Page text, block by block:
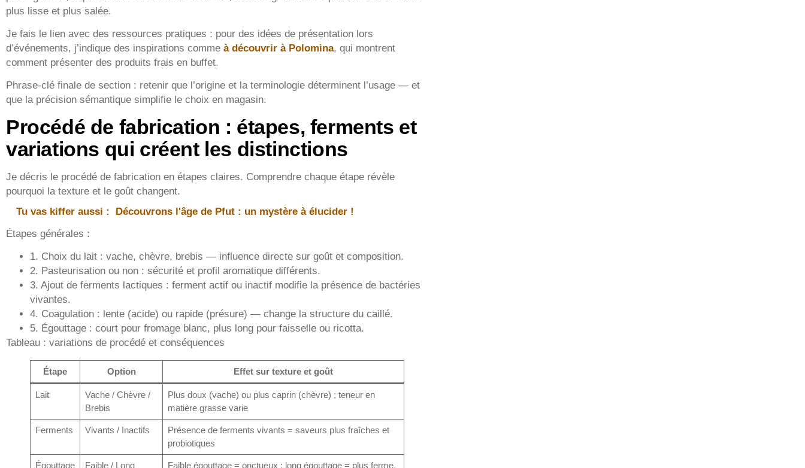
plus lisse et plus salée.
Je fais le lien avec des ressources pratiques : pour des idées de présentation lors
d’événements, j’indique des inspirations comme à découvrir à Polomina, qui montrent
comment présenter des produits frais en buffet.
Phrase-clé finale de section : retenir que l’origine et la terminologie déterminent l’usage — et
que la précision sémantique simplifie le choix en magasin.
Procédé de fabrication : étapes, ferments et
variations qui créent les distinctions
Je décris le procédé de fabrication en étapes claires. Comprendre chaque étape révèle
pourquoi la texture et le goût changent.
Tu vas kiffer aussi :
Découvrons l'âge de Pfut : un mystère à élucider !
Étapes générales :
1. Choix du lait : vache, chèvre, brebis — influence directe sur goût et composition.
2. Pasteurisation ou non : sécurité et profil aromatique différents.
3. Ajout de ferments lactiques : ferment actif ou inactif modifie la présence de bactéries
vivantes.
4. Coagulation : lente (acide) ou rapide (présure) — change la structure du caillé.
5. Égouttage : court pour fromage blanc, plus long pour faisselle ou ricotta.
Tableau : variations de procédé et conséquences
Étape Option Effet sur texture et goût
Lait
Vache / Chèvre /
Brebis
Plus doux (vache) ou plus caprin (chèvre) ; teneur en
matière grasse varie
Ferments Vivants / Inactifs
Présence de ferments vivants = saveurs plus fraîches et
probiotiques
Égouttage Faible / Long
Faible égouttage = onctueux ; long égouttage = plus ferme,